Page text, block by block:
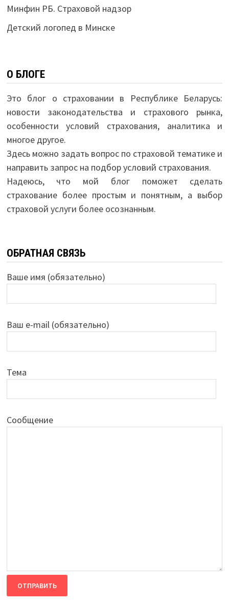
Минфин РБ. Страховой надзор
Детский логопед в Минске
О БЛОГЕ
Это блог о страховании в Республике Беларусь:
новости законодательства и страхового рынка,
особенности условий страхования, аналитика и
многое другое.
Здесь можно задать вопрос по страховой тематике и
направить запрос на подбор условий страхования.
Надеюсь, что мой блог поможет сделать
страхование более простым и понятным, а выбор
страховой услуги более осознанным.
ОБРАТНАЯ СВЯЗЬ
Ваше имя (обязательно)
Ваш e-mail (обязательно)
Тема
Сообщение